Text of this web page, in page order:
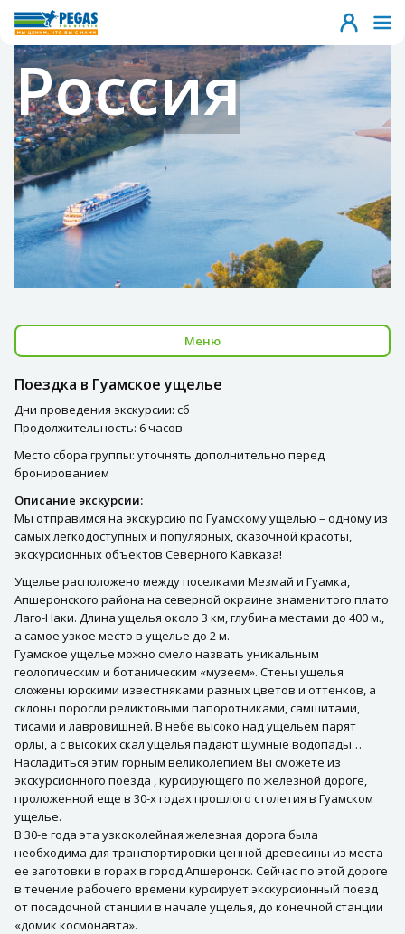
Россия
Меню
Поездка в Гуамское ущелье
Дни проведения экскурсии: сб
Продолжительность: 6 часов
Место сбора группы: уточнять дополнительно перед
бронированием
Описание экскурсии:
Мы отправимся на экскурсию по Гуамскому ущелью – одному из
самых легкодоступных и популярных, сказочной красоты,
экскурсионных объектов Северного Кавказа!
Ущелье расположено между поселками Мезмай и Гуамка,
Апшеронского района на северной окраине знаменитого плато
Лаго-Наки. Длина ущелья около 3 км, глубина местами до 400 м.,
а самое узкое место в ущелье до 2 м.
Гуамское ущелье можно смело назвать уникальным
геологическим и ботаническим «музеем». Стены ущелья
сложены юрскими известняками разных цветов и оттенков, а
склоны поросли реликтовыми папоротниками, самшитами,
тисами и лавровишней. В небе высоко над ущельем парят
орлы, а с высоких скал ущелья падают шумные водопады…
Насладиться этим горным великолепием Вы сможете из
экскурсионного поезда , курсирующего по железной дороге,
проложенной еще в 30-х годах прошлого столетия в Гуамском
ущелье.
В 30-е года эта узкоколейная железная дорога была
необходима для транспортировки ценной древесины из места
ее заготовки в горах в город Апшеронск. Сейчас по этой дороге
в течение рабочего времени курсирует экскурсионный поезд
от посадочной станции в начале ущелья, до конечной станции
«домик космонавта».